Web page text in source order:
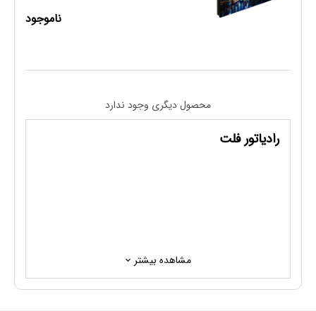
ناموجود
محصول دیگری وجود ندارد
رادیاتور فلت
مشاهده بیشتر